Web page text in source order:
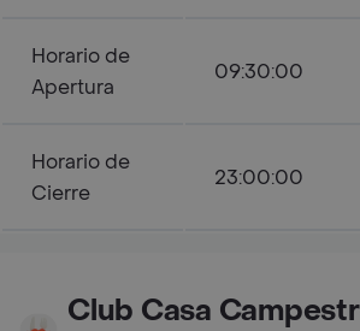
Horario de
Apertura
09:30:00
Horario de
Cierre
23:00:00
Club Casa